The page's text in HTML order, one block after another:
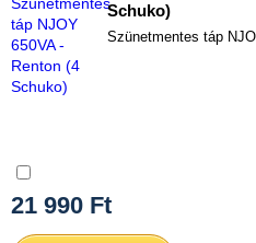
Schuko)
Szünetmentes táp
21 990 Ft